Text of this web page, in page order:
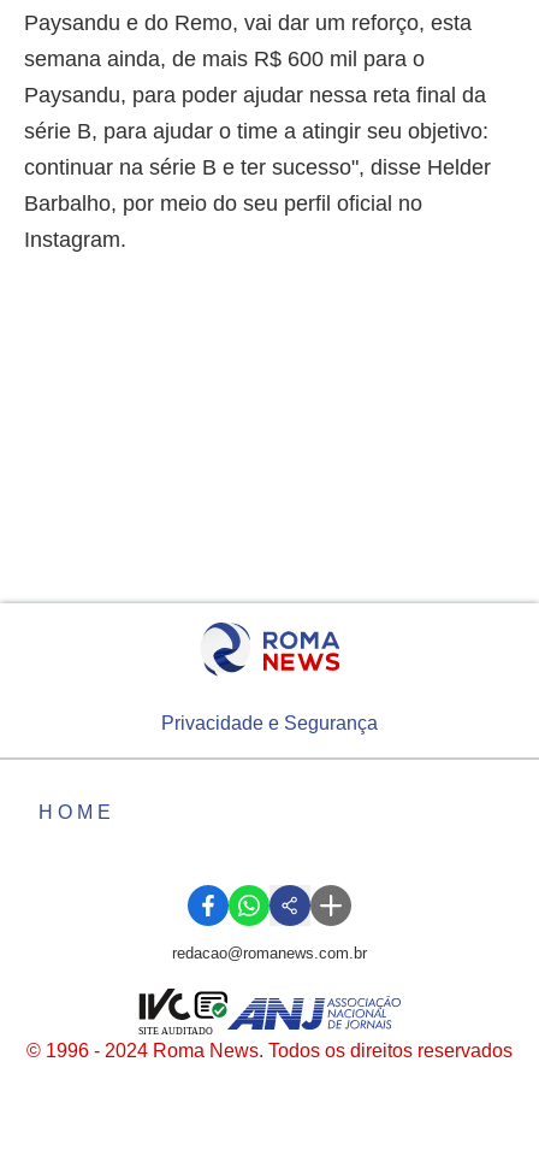
Paysandu e do Remo, vai dar um reforço, esta
semana ainda, de mais R$ 600 mil para o
Paysandu, para poder ajudar nessa reta final da
série B, para ajudar o time a atingir seu objetivo:
continuar na série B e ter sucesso", disse Helder
Barbalho, por meio do seu perfil oficial no
Instagram.
Privacidade e Segurança
HOME
redacao@romanews.com.br
© 1996 - 2024 Roma News. Todos os direitos reservados
SITE AUDITADO